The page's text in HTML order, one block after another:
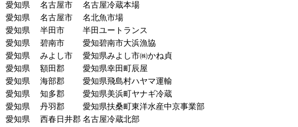
愛知県
名古屋市
名古屋冷蔵本場
愛知県
名古屋市
名北魚市場
愛知県
半田市
半田ユートランス
愛知県
碧南市
愛知碧南市大浜漁協
愛知県
みよし市
愛知県みよし市㈱かね貞
愛知県
額田郡
愛知県幸田町辰屋
愛知県
海部郡
愛知県飛島村ハヤマ運輸
愛知県
知多郡
愛知県美浜町ヤナギ冷蔵
愛知県
丹羽郡
愛知県扶桑町東洋水産中京事業部
愛知県
西春日井郡 名古屋冷蔵北部